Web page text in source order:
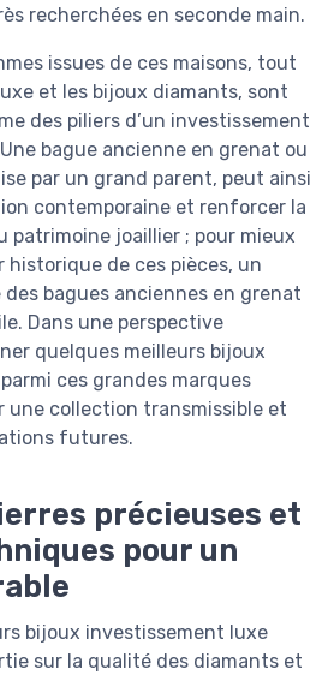
recherchées en seconde main.
issues de ces maisons, tout
et les bijoux diamants, sont
des piliers d’un investissement
bague ancienne en grenat ou
par un grand parent, peut ainsi
contemporaine et renforcer la
patrimoine joaillier ; pour mieux
historique de ces pièces, un
des bagues anciennes en grenat
Dans une perspective
quelques meilleurs bijoux
ces grandes marques
une collection transmissible et
futures.
précieuses et
pour un
bijoux investissement luxe
sur la qualité des diamants et